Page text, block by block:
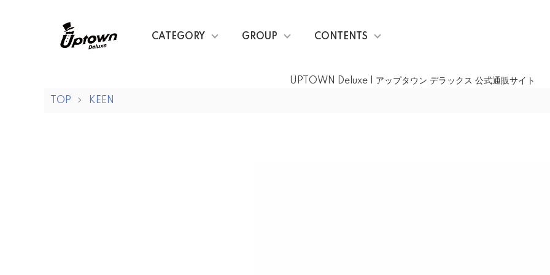
UPTOWN Deluxe | アップタウン デラックス 公式通販サイト
CATEGORY GROUP CONTENTS
TOP KEEN